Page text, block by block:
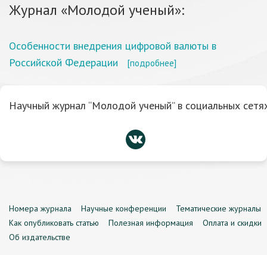
Журнал «Молодой ученый»:
Особенности внедрения цифровой валюты в
Российской Федерации
[подробнее]
Научный журнал “Молодой ученый” в социальных
Номера журнала Научные конференции
Тематические журналы
Как опубликовать статью
Полезная информация
Оплата и скидки
Об издательстве